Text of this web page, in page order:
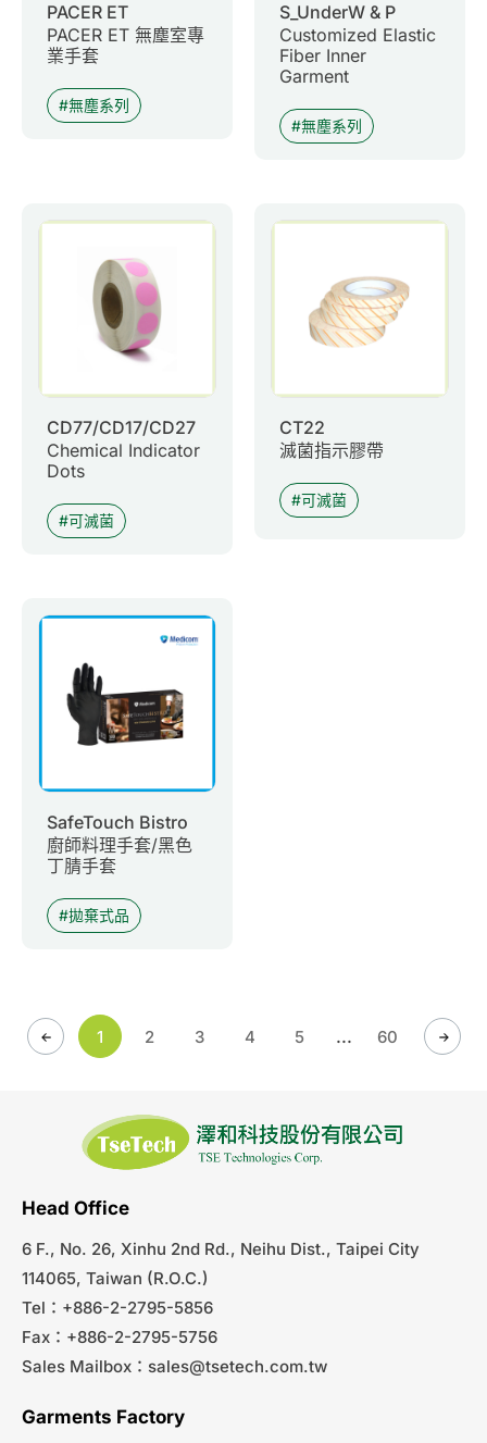
PACER ET
PACER ET 無塵室專
業手套
無塵系列
S_UnderW & P
Customized Elastic
Fiber Inner
Garment
無塵系列
CD77/CD17/CD27
Chemical Indicator
Dots
可滅菌
CT22
滅菌指示膠帶
可滅菌
SafeTouch Bistro
廚師料理手套/黑色
丁腈手套
拋棄式品
1 2 3 4 5 ... 60
Head Office
6 F., No. 26, Xinhu 2nd Rd., Neihu Dist., Taipei City
114065, Taiwan (R.O.C.)
Tel：+886-2-2795-5856
Fax：+886-2-2795-5756
Sales Mailbox： sales@tsetech.com.tw
Garments Factory